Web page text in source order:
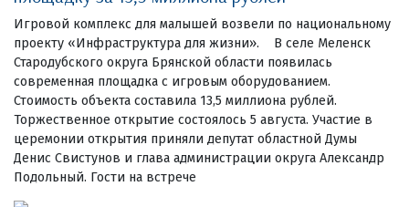
Игровой комплекс для малышей возвели по национальному
проекту «Инфраструктура для жизни». В селе Меленск
Стародубского округа Брянской области появилась
современная площадка с игровым оборудованием.
Стоимость объекта составила 13,5 миллиона рублей.
Торжественное открытие состоялось 5 августа. Участие в
церемонии открытия приняли депутат областной Думы
Денис Свистунов и глава администрации округа Александр
Подольный. Гости на встрече